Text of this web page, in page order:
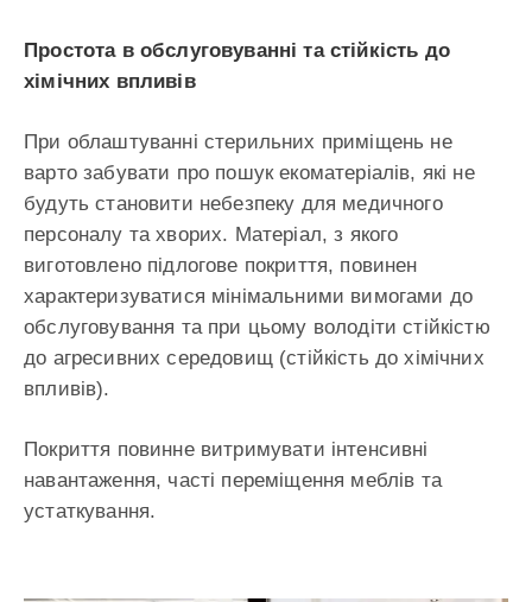
Простота в обслуговуванні та стійкість до
хімічних впливів
При облаштуванні стерильних приміщень не
варто забувати про пошук екоматеріалів, які не
будуть становити небезпеку для медичного
персоналу та хворих. Матеріал, з якого
виготовлено підлогове покриття, повинен
характеризуватися мінімальними вимогами до
обслуговування та при цьому володіти стійкістю
до агресивних середовищ (стійкість до хімічних
впливів).
Покриття повинне витримувати інтенсивні
навантаження, часті переміщення меблів та
устаткування.